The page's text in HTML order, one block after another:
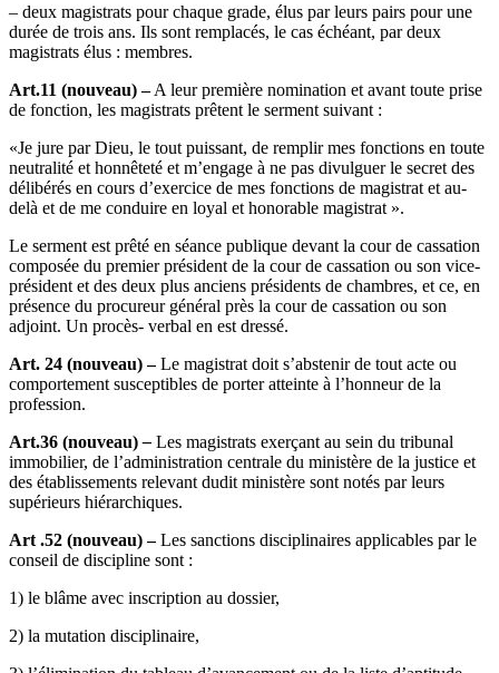
– deux magistrats pour chaque grade, élus par leurs pairs pour une
durée de trois ans. Ils sont remplacés, le cas échéant, par deux
magistrats élus : membres.
Art.11 (nouveau) –A leur première nomination et avant toute prise
de fonction, les magistrats prêtent le serment suivant :
«Je jure par Dieu, le tout puissant, de remplir mes fonctions en toute
neutralité et honnêteté et m’engage à ne pas divulguer le secret des
délibérés en cours d’exercice de mes fonctions de magistrat et au-
delà et de me conduire en loyal et honorable magistrat ».
Le serment est prêté en séance publique devant la cour de cassation
composée du premier président de la cour de cassation ou son vice-
président et des deux plus anciens présidents de chambres, et ce, en
présence du procureur général près la cour de cassation ou son
adjoint. Un procès- ­verbal en est dressé.
Art. 24 (nouveau) –Le magistrat doit s’abstenir de tout acte ou
comportement susceptibles de porter atteinte à l’honneur de la
profession.
Art.36 (nouveau)– Les magistrats exerçant au sein du tribunal
immobilier, de l’administration centrale du ministère de la justice et
des établissements relevant dudit ministère sont notés par leurs
supérieurs hiérarchiques.
Art .52 (nouveau) –Les sanctions disciplinaires applicables par le
conseil de discipline sont :
1) le blâme avec inscription au dossier,
2) la mutation disciplinaire,